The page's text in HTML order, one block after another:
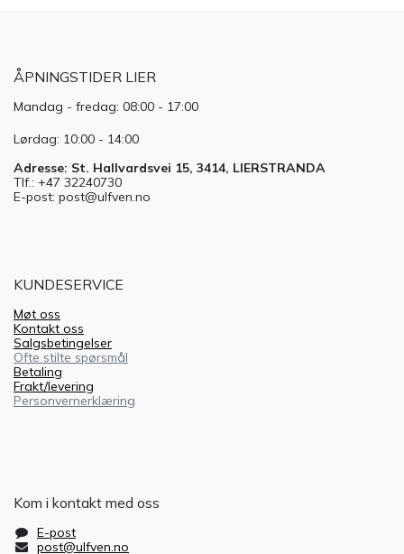
ÅPNINGSTIDER LIER
Mandag - fredag: 08:00 - 17:00
Lørdag: 10:00 - 14:00
Adresse: St. Hallvardsvei 15, 3414, LIERSTRANDA
Tlf.: +47 32240730
E-post: post@ulfven.no
KUNDESERVICE
Møt oss
Kontakt oss
Salgsbetingelser
Ofte stilte spørsmål
Betaling
Frakt/levering
Personvernerklæring
Kom i kontakt med oss
E-post
post@ulfven.no